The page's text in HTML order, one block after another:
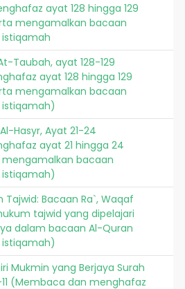
ayat 128 hingga 129
mengamalkan bacaan
Taubah, ayat 128-129
ayat 128 hingga 129
mengamalkan bacaan
Hasyr, Ayat 21-24
ayat 21 hingga 24
mengamalkan bacaan
Tajwid: Bacaan Ra`, Waqaf
tajwid yang dipelajari
dalam bacaan Al-Quran
Mukmin yang Berjaya Surah
(Membaca dan menghafaz